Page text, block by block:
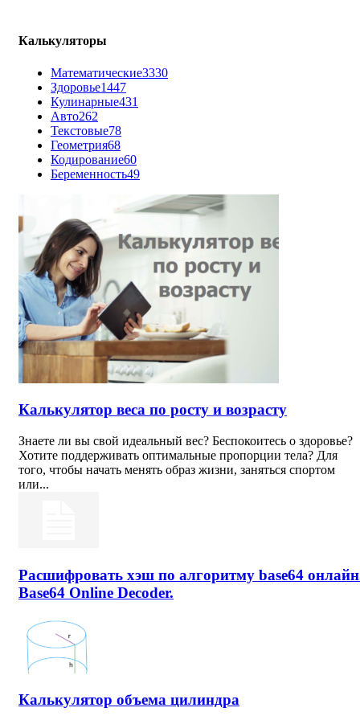
Калькуляторы
Математические3330
Здоровье1447
Кулинарные431
Авто262
Текстовые78
Геометрия68
Кодирование60
Беременность49
Калькулятор веса по росту и возрасту
Знаете ли вы свой идеальный вес? Беспокоитесь о здоровье?
Хотите поддерживать оптимальные пропорции тела? Для
того, чтобы начать менять образ жизни, заняться спортом
или...
Расшифровать хэш по алгоритму base64
Base64 Online Decoder.
Калькулятор объема цилиндра